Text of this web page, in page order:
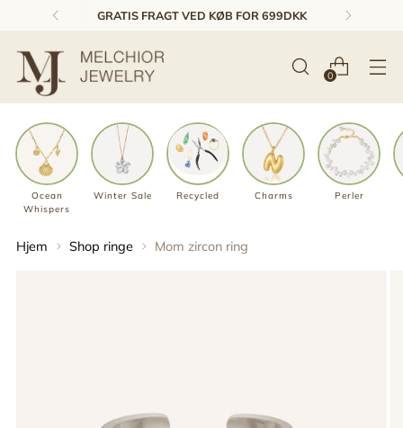
GRATIS FRAGT VED KØB FOR 699DKK
0
Ocean
Whispers
Winter Sale Recycled Charms Perler
Hjem Shop ringe Mom zircon ring